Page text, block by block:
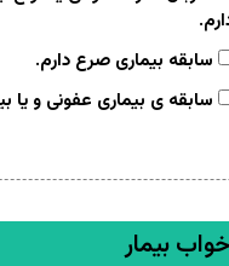
سابقه بیماری صرع دارم.
سابقه ی بیماری عفونی و یا
بیمار